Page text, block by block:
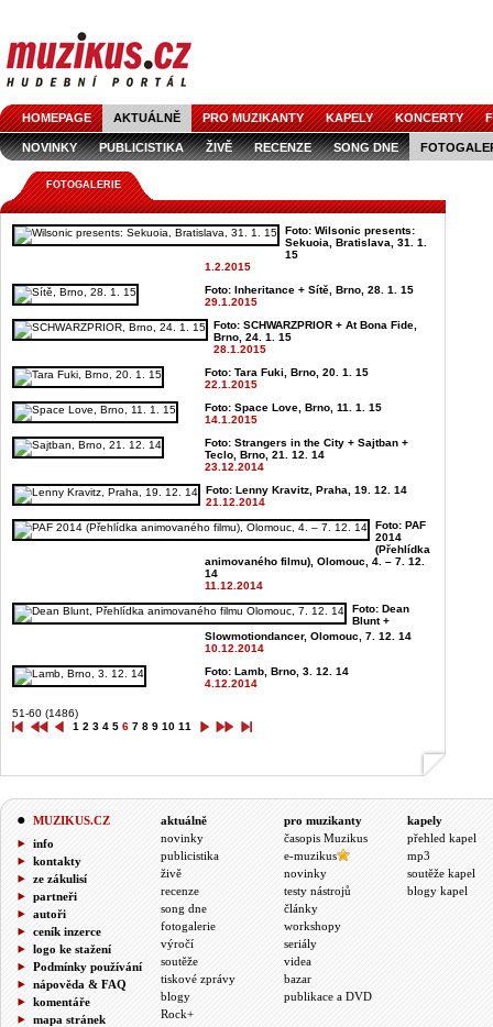
HOMEPAGE AKTUÁLNĚ PRO MUZIKANTY KAPELY KONCERTY
NOVINKY PUBLICISTIKA ŽIVĚ RECENZE SONG DNE
FOTOGALERIE
Foto: Wilsonic presents:
Sekuoia, Bratislava, 31. 1.
15
1.2.2015
Foto: Inheritance + Sítě, Brno, 28. 1. 15
29.1.2015
Foto: SCHWARZPRIOR + At Bona Fide,
Brno, 24. 1. 15
28.1.2015
Foto: Tara Fuki, Brno, 20. 1. 15
22.1.2015
Foto: Space Love, Brno, 11. 1. 15
14.1.2015
Foto: Strangers in the City + Sajtban +
Teclo, Brno, 21. 12. 14
23.12.2014
Foto: Lenny Kravitz, Praha, 19. 12. 14
21.12.2014
Foto: PAF
2014
(Přehlídka
animovaného filmu), Olomouc, 4. – 7. 12.
14
11.12.2014
Foto: Dean
Blunt +
Slowmotiondancer, Olomouc, 7. 12. 14
10.12.2014
Foto: Lamb, Brno, 3. 12. 14
4.12.2014
51-60 (1486)
1 2 3 4 5 6 7 8 9 10 11
MUZIKUS.CZ
info
kontakty
ze zákulisí
partneři
autoři
ceník inzerce
logo ke stažení
Podmínky používání
nápověda & FAQ
komentáře
mapa stránek
aktuálně
novinky
publicistika
živě
recenze
song dne
fotogalerie
výročí
soutěže
tiskové zprávy
blogy
Rock+
pro muzikanty
časopis Muzikus
e-muzikus
novinky
testy nástrojů
články
workshopy
seriály
videa
bazar
publikace a DVD
kapely
přehled kapel
mp3
soutěže kapel
blogy kapel